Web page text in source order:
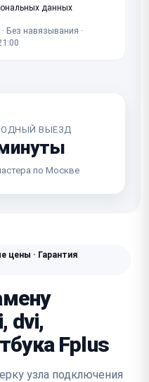
данных
Без навязывания ·
ВЫЕЗД
по Москве
цены · Гарантия
dvi,
Fplus
узла подключения